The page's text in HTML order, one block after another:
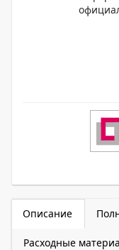
Описание
Расходные